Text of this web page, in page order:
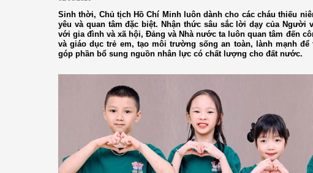
Sinh thời, Chủ tịch Hồ Chí Minh luôn dành cho các cháu thiếu
yêu và quan tâm đặc biệt. Nhận thức sâu sắc lời dạy của Người
với gia đình và xã hội, Đảng và Nhà nước ta luôn quan tâm đến
và giáo dục trẻ em, tạo môi trường sống an toàn, lành mạnh để
góp phần bổ sung nguồn nhân lực có chất lượng cho đất nước.